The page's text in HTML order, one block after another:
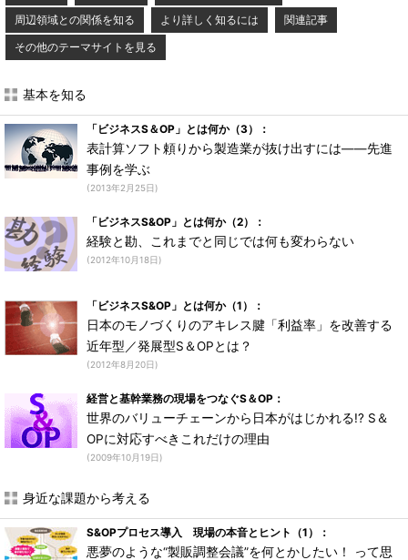
周辺領域との関係を知る
より詳しく知るには
関連記事
その他のテーマサイトを見る
基本を知る
「ビジネスS＆OP」とは何か（3）：
表計算ソフト頼りから製造業が抜け出すには――先進
事例を学ぶ
(2013年2月25日)
「ビジネスS&OP」とは何か（2）：
経験と勘、これまでと同じでは何も変わらない
(2012年10月18日)
「ビジネスS&OP」とは何か（1）：
日本のモノづくりのアキレス腱「利益率」を改善する
近年型／発展型S＆OPとは？
(2012年8月20日)
経営と基幹業務の現場をつなぐS＆OP：
世界のバリューチェーンから日本がはじかれる!? S＆
OPに対応すべきこれだけの理由
(2009年10月19日)
身近な課題から考える
S&OPプロセス導入 現場の本音とヒント（1）：
悪夢のような“製販調整会議”を何とかしたい！ って思